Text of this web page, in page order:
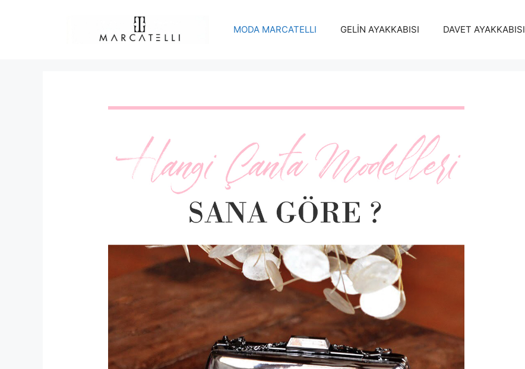
MODA MARCATELLI GELİN AYAKKABISI DAVET AYAKKABISI